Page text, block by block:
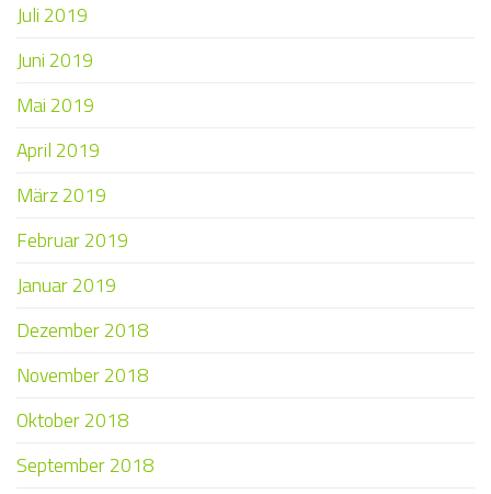
Juli 2019
Juni 2019
Mai 2019
April 2019
März 2019
Februar 2019
Januar 2019
Dezember 2018
November 2018
Oktober 2018
September 2018